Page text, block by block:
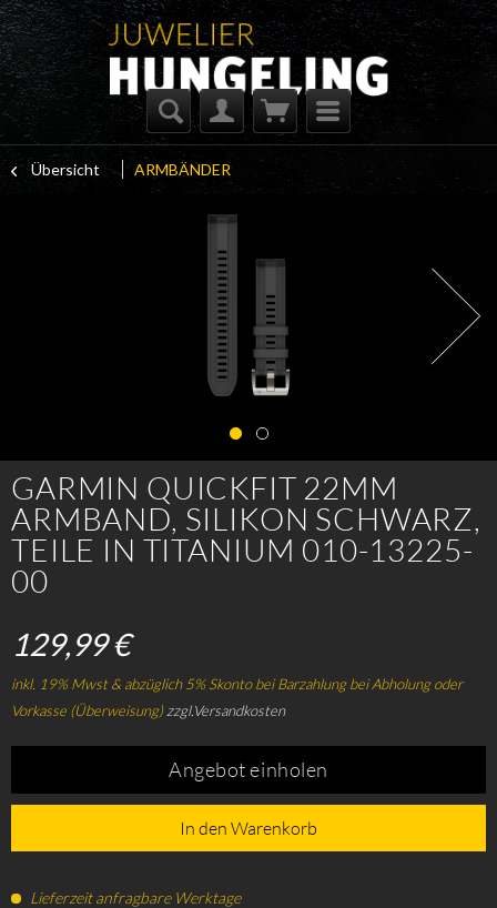
Übersicht ARMBÄNDER
GARMIN QUICKFIT 22MM
ARMBAND, SILIKON SCHWARZ,
TEILE IN TITANIUM 010-13225-
00
129,99 €
inkl. 19% Mwst & abzüglich 5% Skonto bei Barzahlung bei Abholung oder
Vorkasse (Überweisung)zzgl.Versandkosten
Angebot einholen
In den Warenkorb
Lieferzeit anfragbare Werktage